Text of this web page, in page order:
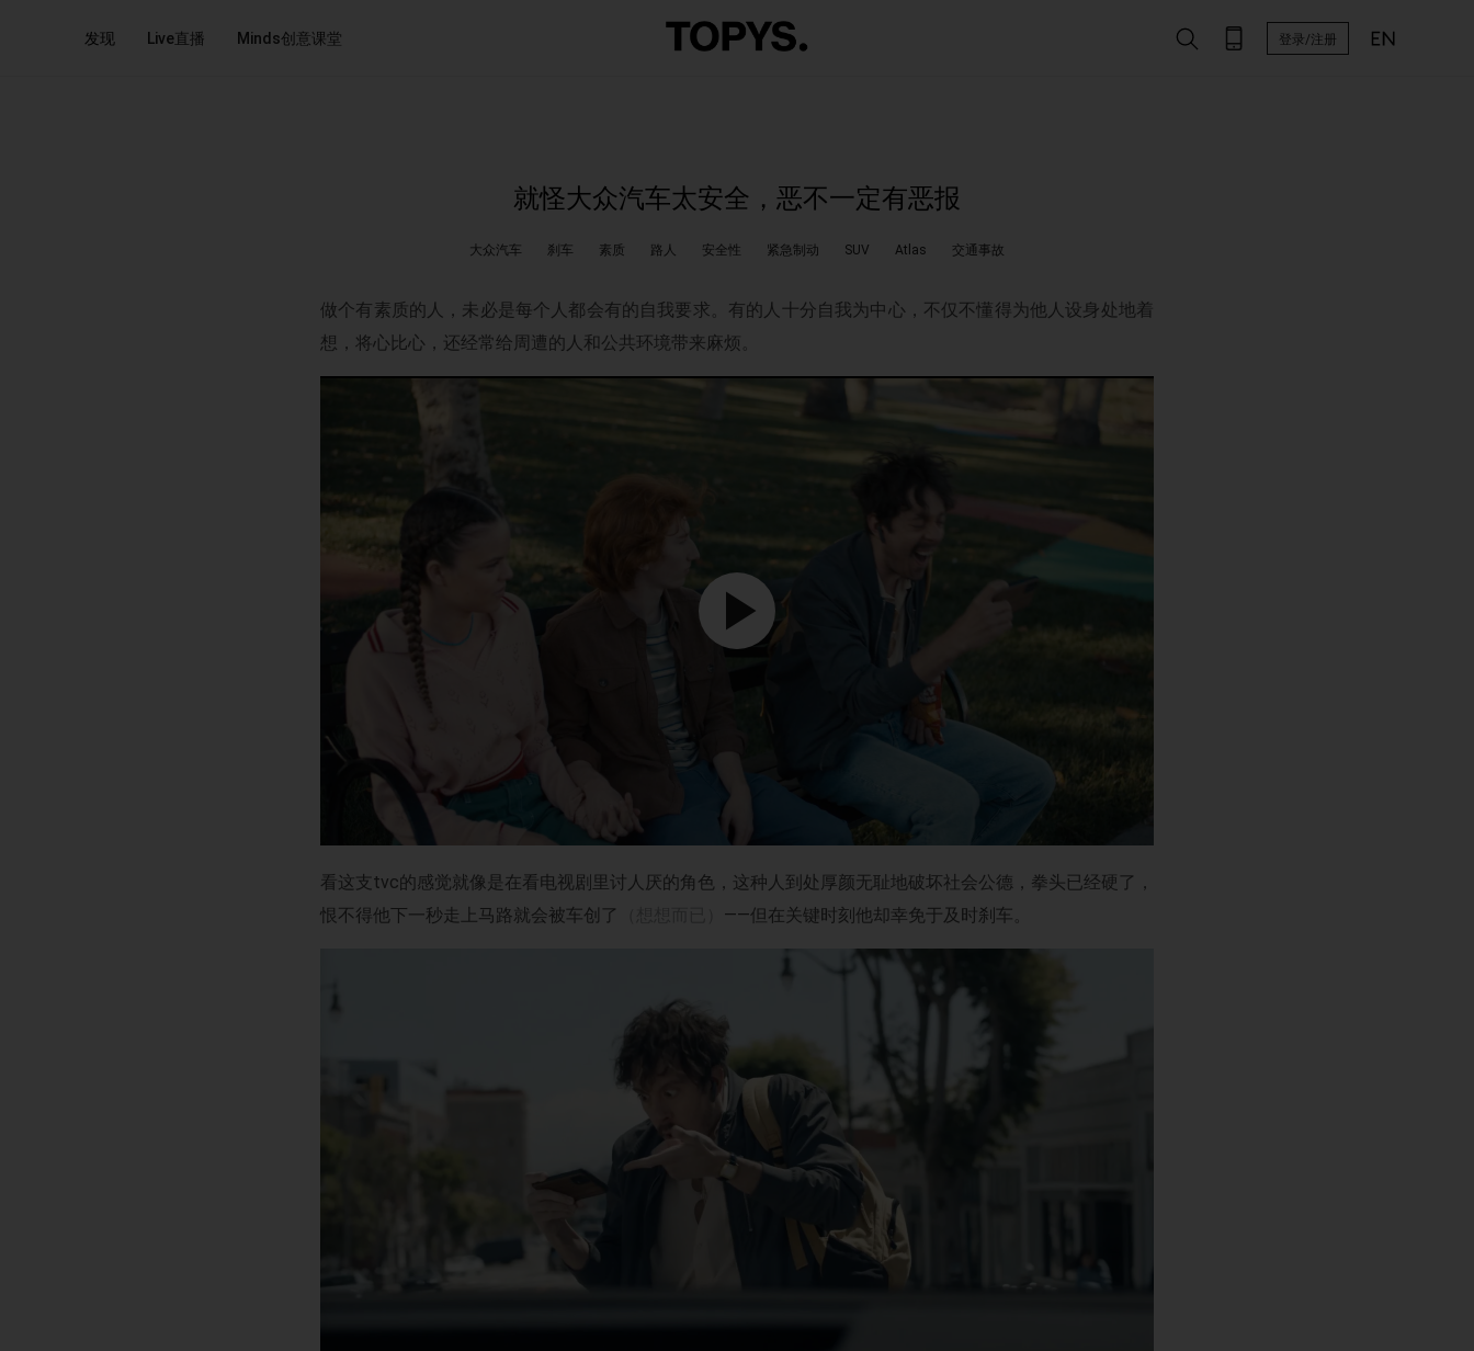
发现 Live直播 Minds创意课堂 登录/注册
就怪大众汽车太安全，恶不一定有恶报
大众汽车 刹车 素质 路人 安全性 紧急制动 SUV Atlas 交通事故
做个有素质的人，未必是每个人都会有的自我要求。有的人十分自我为中心，不仅不懂得为他人设身处地着
想，将心比心，还经常给周遭的人和公共环境带来麻烦。
看这支tvc的感觉就像是在看电视剧里讨人厌的角色，这种人到处厚颜无耻地破坏社会公德，拳头已经硬了，
恨不得他下一秒走上马路就会被车创了
——但在关键时刻他却幸免于及时刹车。